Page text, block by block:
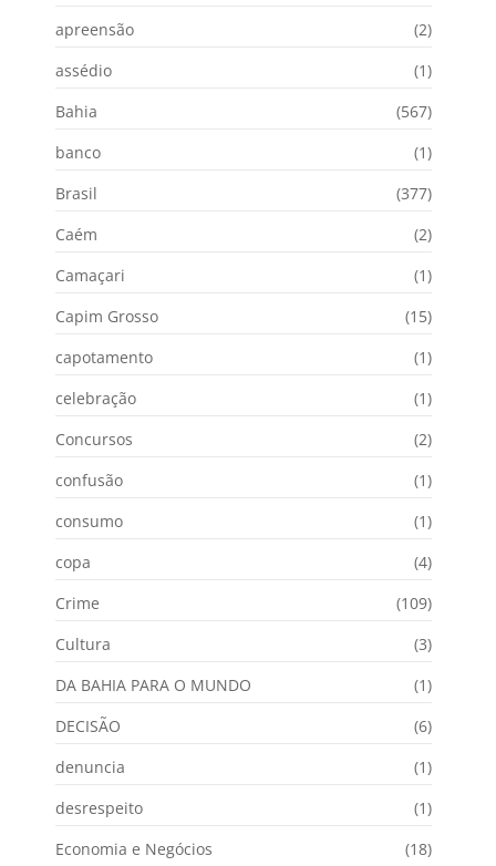
apreensão
(2)
assédio
(1)
Bahia
(567)
banco
(1)
Brasil
(377)
Caém
(2)
Camaçari
(1)
Capim Grosso
(15)
capotamento
(1)
celebração
(1)
Concursos
(2)
confusão
(1)
consumo
(1)
copa
(4)
Crime
(109)
Cultura
(3)
DA BAHIA PARA O MUNDO
(1)
DECISÃO
(6)
denuncia
(1)
desrespeito
(1)
Economia e Negócios
(18)